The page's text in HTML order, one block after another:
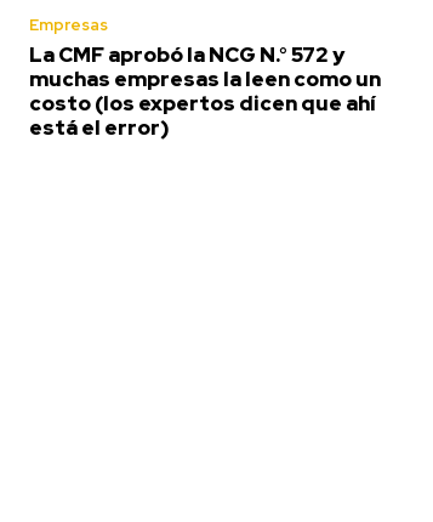
Empresas
La CMF aprobó la NCG N.° 572 y
muchas empresas la leen como un
costo (los expertos dicen que ahí
está el error)